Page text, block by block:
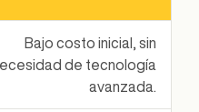
Bajo costo inicial, sin
de tecnología
avanzada.